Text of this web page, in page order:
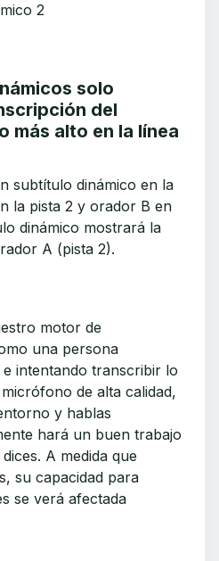
2
solo
del
más alto en la línea
subtítulo dinámico en la
la pista 2 y orador B en
dinámico mostrará la
A (pista 2).
motor de
una persona
intentando transcribir lo
de alta calidad,
y hablas
hará un buen trabajo
A medida que
su capacidad para
se verá afectada